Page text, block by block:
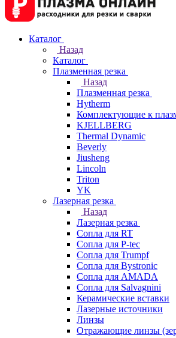
Каталог
Назад
Каталог
Плазменная резка
Назад
Плазменная резка
Hytherm
Комплектующие к
KJELLBERG
Thermal Dynamic
Beverly
Jiusheng
Lincoln
Triton
YK
Лазерная резка
Назад
Лазерная резка
Сопла для RT
Сопла для P-tec
Сопла для Trumpf
Сопла для Bystronic
Сопла для AMADA
Сопла для Salvagnini
Керамические вставки
Лазерные источники
Линзы
Отражающие линзы